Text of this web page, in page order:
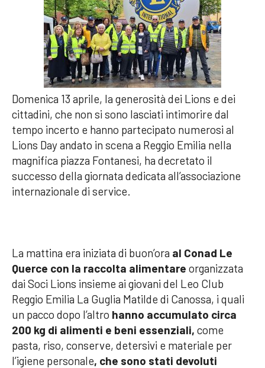
Domenica 13 aprile, la generosità dei Lions e dei
cittadini, che non si sono lasciati intimorire dal
tempo incerto e hanno partecipato numerosi al
Lions Day andato in scena a Reggio Emilia nella
magnifica piazza Fontanesi, ha decretato il
successo della giornata dedicata all’associazione
internazionale di service.
La mattina era iniziata di buon’ora al Conad Le
Querce con la raccolta alimentare organizzata
dai Soci Lions insieme ai giovani del Leo Club
Reggio Emilia La Guglia Matilde di Canossa, i quali
un pacco dopo l’altro hanno accumulato circa
200 kg di alimenti e beni essenziali, come
pasta, riso, conserve, detersivi e materiale per
l’igiene personale, che sono stati devoluti